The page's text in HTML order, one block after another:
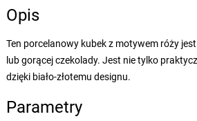
Opis
Ten porcelanowy kubek z motywem róży
lub gorącej czekolady. Jest nie tylko
dzięki biało-złotemu designu.
Parametry